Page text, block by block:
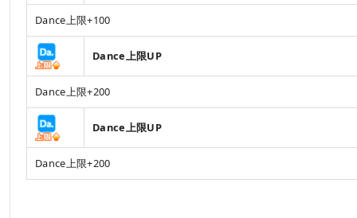
Dance上限+100
Dance上限UP
Dance上限+200
Dance上限UP
Dance上限+200